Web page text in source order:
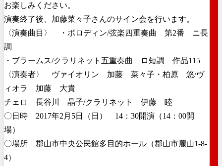
お楽しみください。
演奏終了後、加藤菜々子さんのサイン会を行います。
〈演奏曲目〉 ・ボロディン/弦楽四重奏曲 第2番 ニ長
調
・ブラームス/クラリネット五重奏曲 ロ短調 作品115
〈演奏者〉 ヴァイオリン 加藤 菜々子・柏原 悠/ヴ
ィオラ 加藤 大貴
チェロ 長谷川 晶子/クラリネット 伊藤 睦
〇日時 2017年2月5日（日） 14：30開演（14：00開
場）
〇場所 郡山市中央公民館多目的ホール（郡山市麓山1-8-
4）